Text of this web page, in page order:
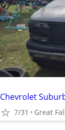
Chevrolet
7/31 Great